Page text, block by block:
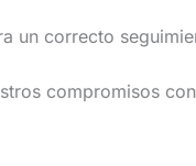
un correcto
compromisos